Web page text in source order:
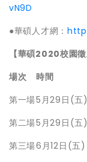
vN9D
●華碩人才網：
【華碩2020校園
場次
時間
第一場5月29日(五
第二場5月29日(五
第三場6月12日(五)